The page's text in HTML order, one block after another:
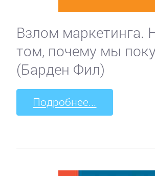
Взлом маркетинга.
том, почему мы
(Барден Фил)
Подробнее...